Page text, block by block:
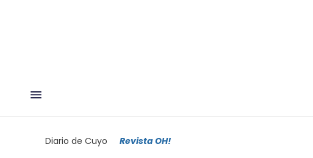
Diario de Cuyo Revista OH!